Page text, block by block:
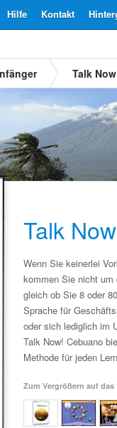
Kontakt
Hilfe
Talk
Talk
Wenn Sie keinerlei
kommen Sie nicht um
gleich ob Sie 8 oder
Sprache für
oder sich lediglich im
Talk Now! Cebuano
Methode für jeden
Zum Vergrößern auf